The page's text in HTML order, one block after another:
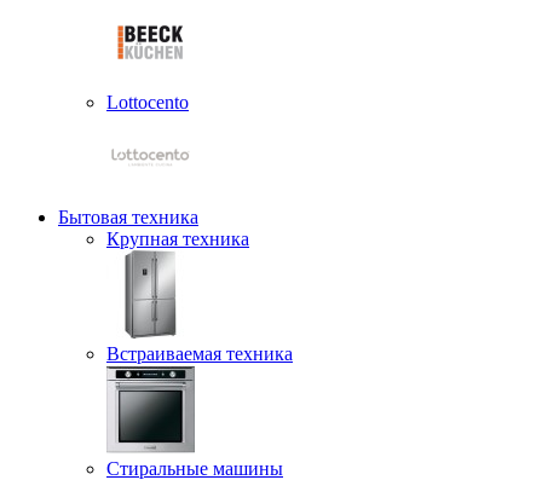
Lottocento
Бытовая техника
Крупная техника
Встраиваемая техника
Стиральные машины